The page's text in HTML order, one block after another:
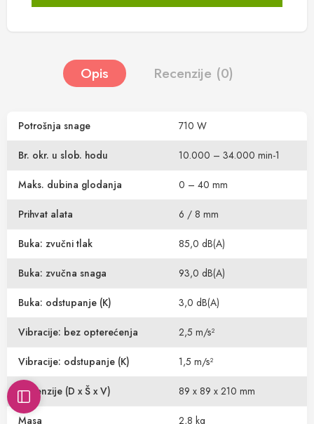
Opis Recenzije (0)
Potrošnja snage 710 W
Br. okr. u slob. hodu 10.000 – 34.000 min-1
Maks. dubina glodanja 0 – 40 mm
Prihvat alata 6 / 8 mm
Buka: zvučni tlak 85,0 dB(A)
Buka: zvučna snaga 93,0 dB(A)
Buka: odstupanje (K) 3,0 dB(A)
Vibracije: bez opterećenja 2,5 m/s²
Vibracije: odstupanje (K) 1,5 m/s²
Dimenzije (D x Š x V) 89 x 89 x 210 mm
Masa 2,8 kg